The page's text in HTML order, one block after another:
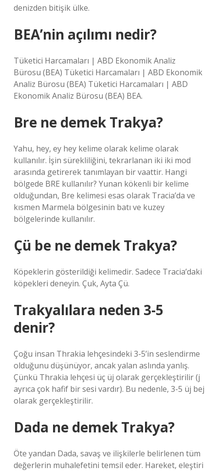
denizden bitişik ülke.
BEA’nin açılımı nedir?
Tüketici Harcamaları | ABD Ekonomik Analiz
Bürosu (BEA) Tüketici Harcamaları | ABD Ekonomik
Analiz Bürosu (BEA) Tüketici Harcamaları | ABD
Ekonomik Analiz Bürosu (BEA) BEA.
Bre ne demek Trakya?
Yahu, hey, ey hey kelime olarak kelime olarak
kullanılır. İşin sürekliliğini, tekrarlanan iki iki mod
arasında getirerek tanımlayan bir vaattir. Hangi
bölgede BRE kullanılır? Yunan kökenli bir kelime
olduğundan, Bre kelimesi esas olarak Tracia’da ve
kısmen Marmela bölgesinin batı ve kuzey
bölgelerinde kullanılır.
Çü be ne demek Trakya?
Köpeklerin gösterildiği kelimedir. Sadece Tracia’daki
köpekleri deneyin. Çuk, Ayta Çü.
Trakyalılara neden 3-5
denir?
Çoğu insan Thrakia lehçesindeki 3-5’in seslendirme
olduğunu düşünüyor, ancak yalan aslında yanlış.
Çünkü Thrakia lehçesi üç üj olarak gerçekleştirilir (j
ayrıca çok hafif bir sesi vardır). Bu nedenle, 3-5 üj bej
olarak gerçekleştirilir.
Dada ne demek Trakya?
Öte yandan Dada, savaş ve ilişkilerle belirlenen tüm
değerlerin muhalefetini temsil eder. Hareket, eleştiri